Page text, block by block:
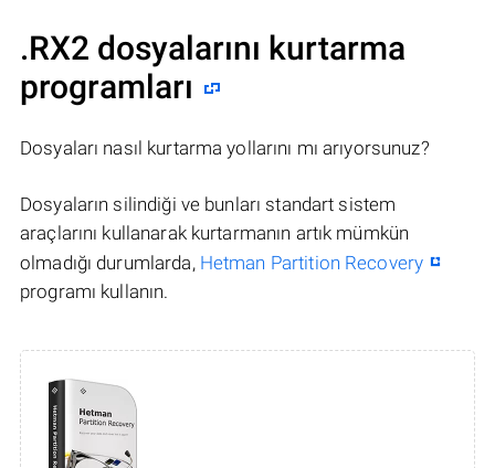
.RX2 dosyalarını kurtarma
programları
Dosyaları nasıl kurtarma yollarını mı arıyorsunuz?
Dosyaların silindiği ve bunları standart sistem
araçlarını kullanarak kurtarmanın artık mümkün
olmadığı durumlarda, Hetman Partition Recovery
programı kullanın.